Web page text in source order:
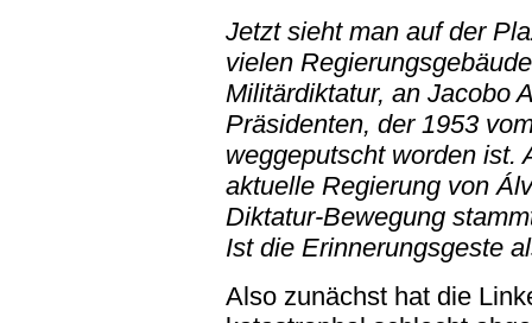
Jetzt sieht man auf der
vielen
Militärdiktatur, an Jacobo
Präsidenten, der 1953
weggeputscht worden ist.
aktuelle Regierung von
Diktatur-Bewegung
Ist die Erinnerungsgeste
Also zunächst hat die